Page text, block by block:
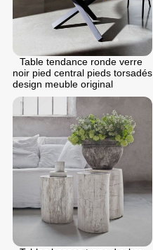
Table tendance ronde verre
noir pied central pieds torsadés
design meuble original